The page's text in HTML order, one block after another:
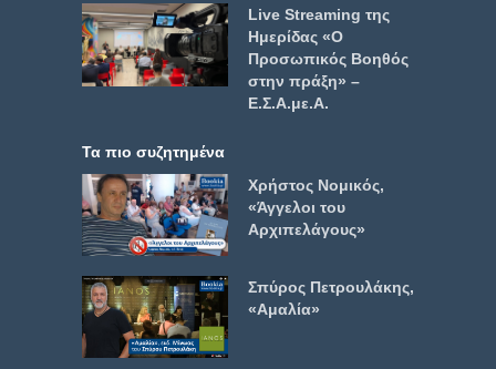
Live Streaming της
Ημερίδας «Ο
Προσωπικός Βοηθός
στην πράξη» –
Ε.Σ.Α.με.Α.
Τα πιο συζητημένα
Χρήστος Νομικός,
«Άγγελοι του
Αρχιπελάγους»
Σπύρος Πετρουλάκης,
«Αμαλία»